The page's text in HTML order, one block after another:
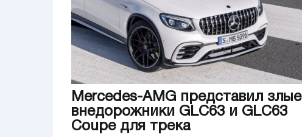
Mercedes-AMG представил злые
внедорожники GLC63 и GLC63
Coupe для трека